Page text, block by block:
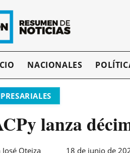
NACIONALES
lanza
José Oteiza 18 de junio de